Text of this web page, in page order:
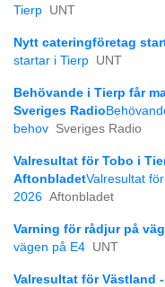
Tierp UNT
Nytt cateringföretag
startar i Tierp UNT
Behövande i Tierp får
Sveriges Radio
behov Sveriges Radio
Valresultat för Tobo i
AftonbladetValresultat
2026 Aftonbladet
Varning för rådjur på
vägen på E4 UNT
Valresultat för Västland